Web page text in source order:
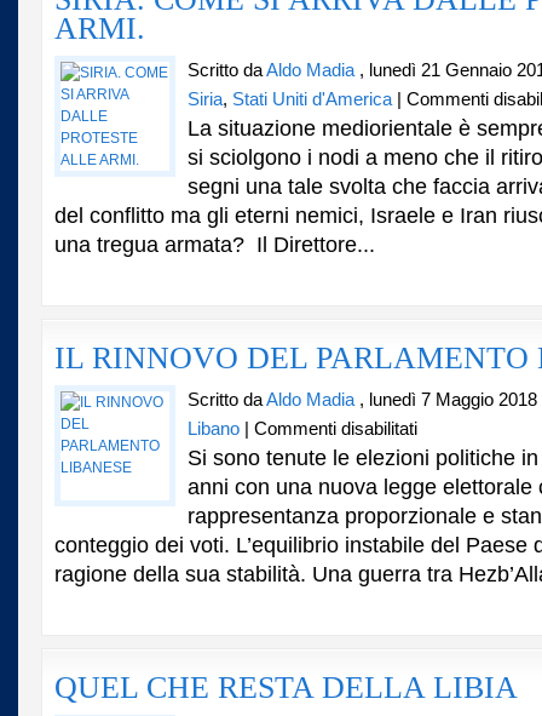
ARMI.
Scritto daAldo Madia , lunedì 21 Gennaio
Siria, Stati Uniti d'America Commenti
La situazione mediorientale è
si sciolgono i nodi a meno che il
segni una tale svolta che faccia
del conflitto ma gli eterni nemici, Israele e Iran
una tregua armata? Il Direttore...
IL RINNOVO DEL PARLAMENTO
Scritto daAldo Madia , lunedì 7 Maggio
Libano
Commenti disabilitatisu
RINNOVO
DEL
PARLAMENTO
Si sono tenute le elezioni politiche
anni con una nuova legge elettorale
rappresentanza proporzionale e
conteggio dei voti. L’equilibrio instabile del Paese
ragione della sua stabilità. Una guerra tra
QUEL CHE RESTA DELLA LIBIA